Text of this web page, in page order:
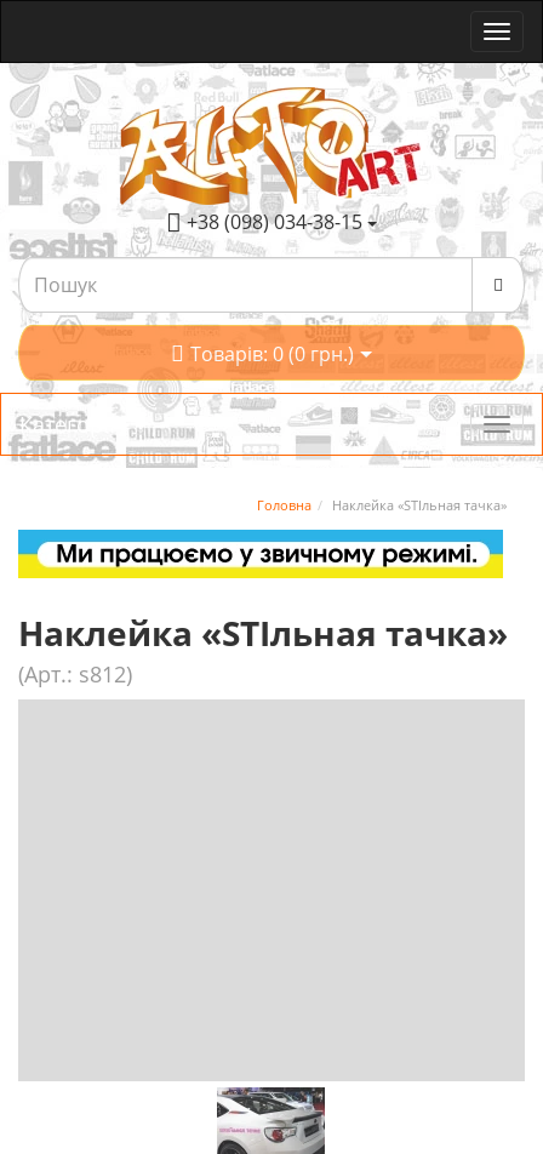
+38 (098) 034-38-15
Товарів: 0 (0 грн.)
Категорії
Головна Наклейка «STIльная тачка»
Наклейка «STIльная тачка»
(Арт.: s812)